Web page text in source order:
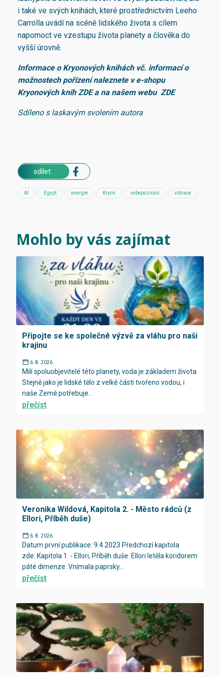
i také ve svých knihách, které prostřednictvím Leeho
Carrolla uvádí na scéně lidského života s cílem
napomoct ve vzestupu života planety a člověka do
vyšší úrovně.
Informace o Kryonových knihách vč. informací o
možnostech pořízení naleznete v e-shopu
Kryonových knihZDEa na našem webu ZDE
Sdíleno s laskavým svolením autora
sdílet:
AI Egypt energie Kryon sebepoznání vibrace
Mohlo by vás zajímat
Připojte se ke společné výzvě za vláhu pro naši
krajinu
6. 8. 2026
Milí spoluobjevitelé této planety, voda je základem života.
Stejně jako je lidské tělo z velké části tvořeno vodou, i
naše Země potřebuje...
přečíst
Veronika Wildová, Kapitola 2. - Město rádců (z
Ellori, Příběh duše)
6. 8. 2026
Datum první publikace: 9.4.2023 Předchozí kapitola
zde: Kapitola 1. - Ellori, Příběh duše Ellori letěla koridorem
páté dimenze. Vnímala paprsky...
přečíst